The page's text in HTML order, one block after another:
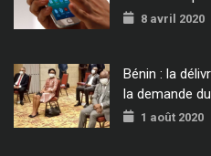
8 avril 2020
Bénin : la
la demande
1 août 2020